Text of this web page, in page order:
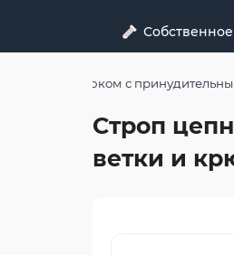
ветки и крюком с
Строп
ветки и